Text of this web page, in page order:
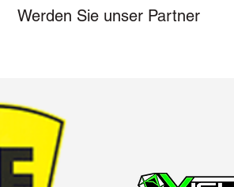
Werden Sie unser Partner